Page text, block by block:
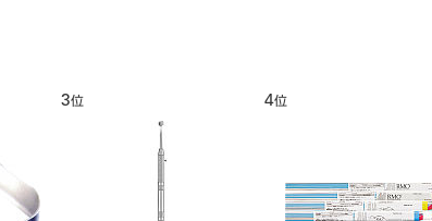
3位 4位